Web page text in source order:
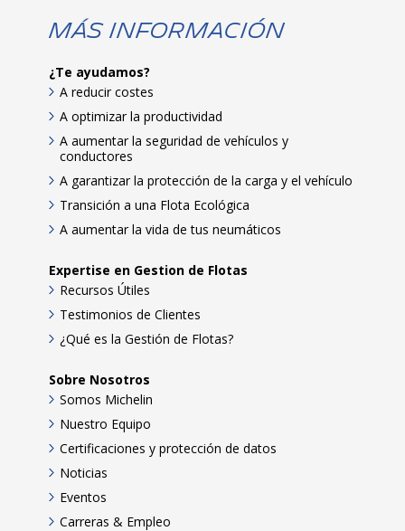
Más Información
¿Te ayudamos?
A reducir costes
A optimizar la productividad
A aumentar la seguridad de vehículos y
conductores
A garantizar la protección de la carga y el vehículo
Transición a una Flota Ecológica
A aumentar la vida de tus neumáticos
Expertise en Gestion de Flotas
Recursos Útiles
Testimonios de Clientes
¿Qué es la Gestión de Flotas?
Sobre Nosotros
Somos Michelin
Nuestro Equipo
Certificaciones y protección de datos
Noticias
Eventos
Carreras & Empleo